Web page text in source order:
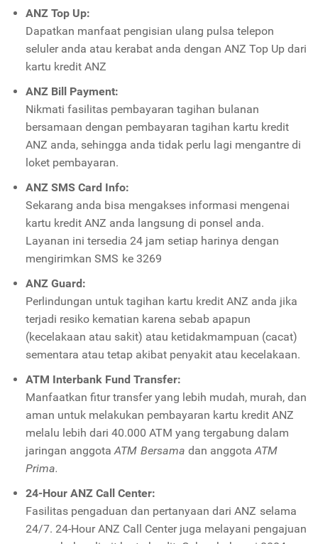
ANZ Top Up:
Dapatkan manfaat pengisian ulang pulsa telepon
seluler anda atau kerabat anda dengan ANZ Top Up dari
kartu kredit ANZ
ANZ Bill Payment:
Nikmati fasilitas pembayaran tagihan bulanan
bersamaan dengan pembayaran tagihan kartu kredit
ANZ anda, sehingga anda tidak perlu lagi mengantre di
loket pembayaran.
ANZ SMS Card Info:
Sekarang anda bisa mengakses informasi mengenai
kartu kredit ANZ anda langsung di ponsel anda.
Layanan ini tersedia 24 jam setiap harinya dengan
mengirimkan SMS ke 3269
ANZ Guard:
Perlindungan untuk tagihan kartu kredit ANZ anda jika
terjadi resiko kematian karena sebab apapun
(kecelakaan atau sakit) atau ketidakmampuan (cacat)
sementara atau tetap akibat penyakit atau kecelakaan.
ATM Interbank Fund Transfer:
Manfaatkan fitur transfer yang lebih mudah, murah, dan
aman untuk melakukan pembayaran kartu kredit ANZ
melalu lebih dari 40.000 ATM yang tergabung dalam
jaringan anggota ATM Bersama dan anggota ATM
Prima.
24-Hour ANZ Call Center:
Fasilitas pengaduan dan pertanyaan dari ANZ selama
24/7. 24-Hour ANZ Call Center juga melayani pengajuan